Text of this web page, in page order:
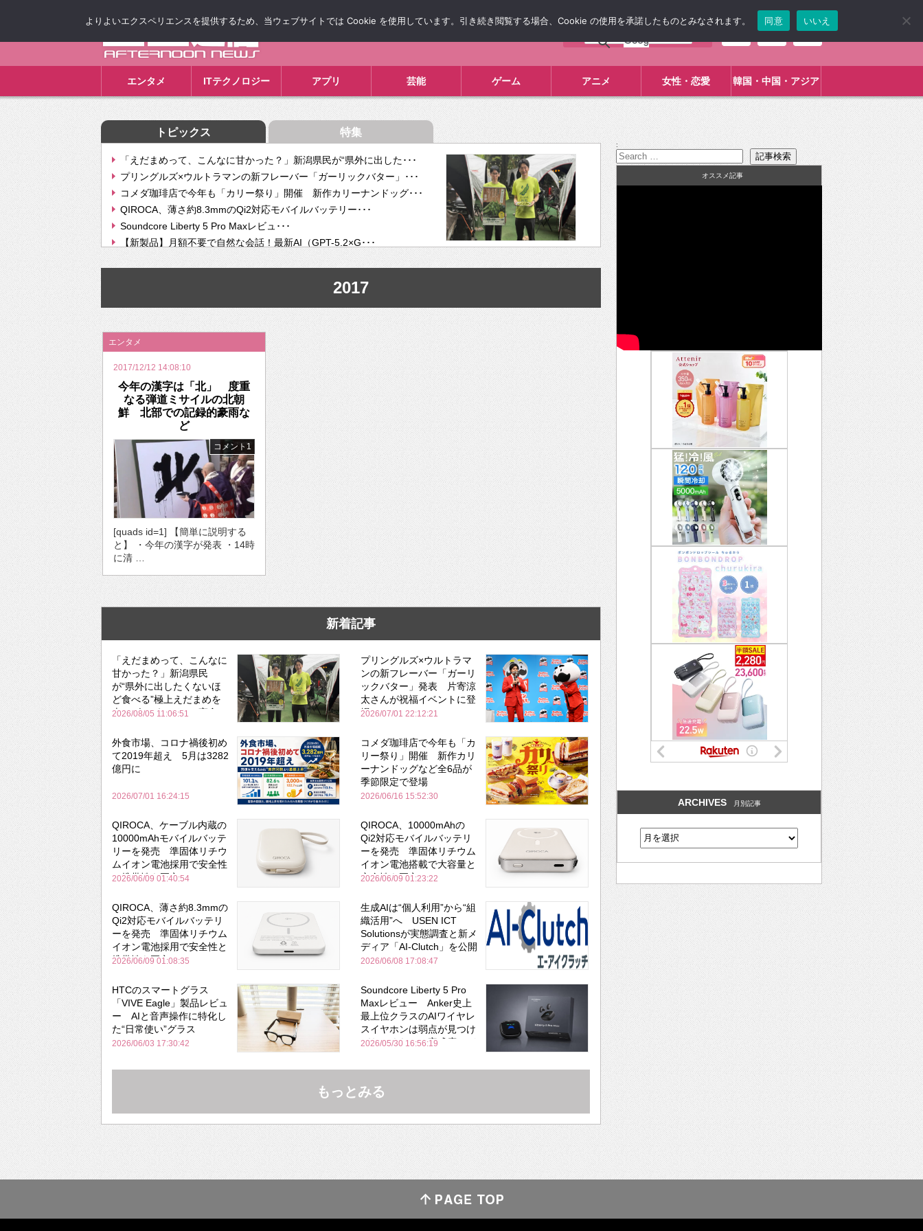
エンタメ ITテクノロジー アプリ 芸能 ゲーム アニメ 女性・恋愛 韓国・中国・アジア
トピックス 特集
「えだまめって、こんなに甘かった？」新潟県民が“県外に出した･･･
プリングルズ×ウルトラマンの新フレーバー「ガーリックバター」･･･
コメダ珈琲店で今年も「カリー祭り」開催 新作カリーナンドッグ･･･
QIROCA、薄さ約8.3mmのQi2対応モバイルバッテリー･･･
Soundcore Liberty 5 Pro Maxレビュ･･･
【新製品】月額不要で自然な会話！最新AI（GPT-5.2×G･･･
【次世代の没入感と生産性】VITURE Luma Ultra･･･
挫折率8割の壁をAIで突破。ジャストシステム、”自分が今話し･･･
2026年のバレンタインは「自分で作って、想いを渡す」 TE･･･
2017
エンタメ
2017/12/12 14:08:10
今年の漢字は「北」 度重
なる弾道ミサイルの北朝
鮮 北部での記録的豪雨な
ど
コメント1
[quads id=1] 【簡単に説明する
と】 ・今年の漢字が発表 ・14時
に清 …
新着記事
「えだまめって、こんなに
甘かった？」新潟県民
が“県外に出したくないほ
ど食べる”極上えだまめを
森のビアガーデンで実食
2026/08/05 11:06:51
プリングルズ×ウルトラマ
ンの新フレーバー「ガーリ
ックバター」発表 片寄涼
太さんが祝福イベントに登
場
2026/07/01 22:12:21
外食市場、コロナ禍後初め
て2019年超え 5月は3282
億円に
2026/07/01 16:24:15
コメダ珈琲店で今年も「カ
リー祭り」開催 新作カリ
ーナンドッグなど全6品が
季節限定で登場
2026/06/16 15:52:30
QIROCA、ケーブル内蔵の
10000mAhモバイルバッテ
リーを発売 準固体リチウ
ムイオン電池採用で安全性
と携帯性を両立
2026/06/09 01:40:54
QIROCA、10000mAhの
Qi2対応モバイルバッテリ
ーを発売 準固体リチウム
イオン電池搭載で大容量と
安全性を両立
2026/06/09 01:23:22
QIROCA、薄さ約8.3mmの
Qi2対応モバイルバッテリ
ーを発売 準固体リチウム
イオン電池採用で安全性と
携帯性を両立
2026/06/09 01:08:35
生成AIは“個人利用”から“組
織活用”へ USEN ICT
Solutionsが実態調査と新メ
ディア「AI-Clutch」を公開
2026/06/08 17:08:47
HTCのスマートグラス
「VIVE Eagle」製品レビュ
ー AIと音声操作に特化し
た“日常使い”グラス
2026/06/03 17:30:42
Soundcore Liberty 5 Pro
Maxレビュー Anker史上
最上位クラスのAIワイヤレ
スイヤホンは弱点が見つけ
づらいくらいの完成度にび
Bose並み
2026/05/30 16:56:19
もっとみる
:
オススメ記事
ARCHIVES 月別記事
よりよいエクスペリエンスを提供するため、当ウェブサイトでは Cookie を使用しています。引き続き閲覧する場合、Cookie の使用を承諾したものとみなされます。 同意 いいえ